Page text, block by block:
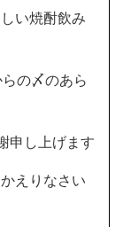
い焼酎飲み
の〆のあら
申し上げます
えりなさい